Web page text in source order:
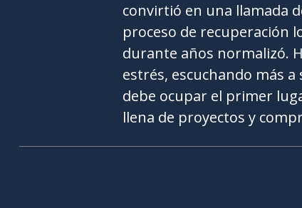
convirtió en una llamada
proceso de recuperación
durante años normalizó.
estrés, escuchando más
debe ocupar el primer
llena de proyectos y